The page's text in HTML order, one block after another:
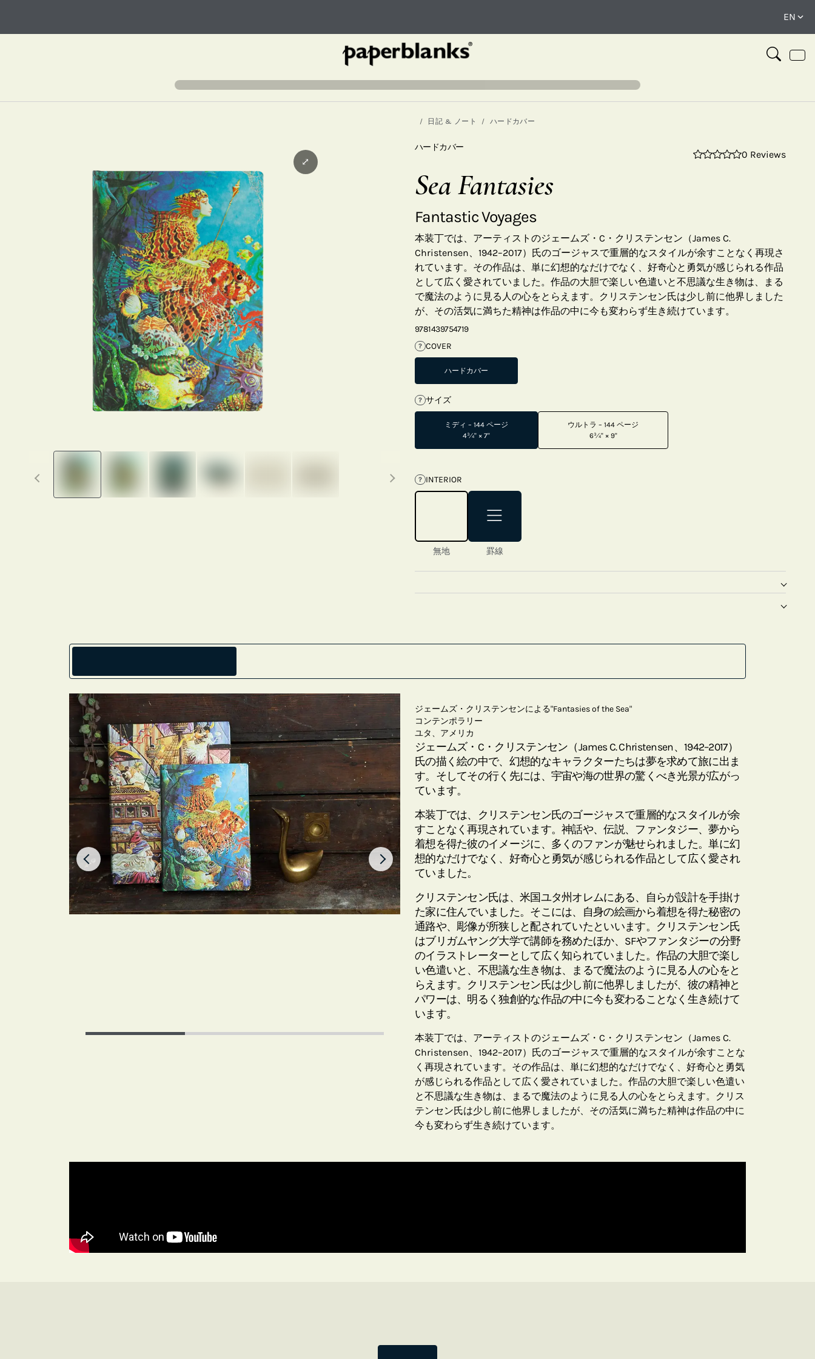
日記 & ノート ハードカバー
Previous thumbnails
⤢
ハードカバー
0 Reviews
Sea Fantasies
Fantastic Voyages
本装丁では、アーティストのジェームズ・C・クリステンセン（James C.
Christensen、1942–2017）氏のゴージャスで重層的なスタイルが余すことなく再現さ
れています。その作品は、単に幻想的なだけでなく、好奇心と勇気が感じられる作品
として広く愛されていました。作品の大胆で楽しい色遣いと不思議な生き物は、まる
で魔法のように見る人の心をとらえます。クリステンセン氏は少し前に他界しました
が、その活気に満ちた精神は作品の中に今も変わらず生き続けています。
9781439754719
? COVER
ハードカバー
? サイズ
ミディ – 144 ページ
4¾" × 7"
ウルトラ – 144 ページ
6¾" × 9"
? INTERIOR
無地 罫線
ジェームズ・クリステンセンによる"Fantasies of the Sea"
コンテンポラリー
ユタ、アメリカ
ジェームズ・C・クリステンセン（James C. Christensen、1942–2017）
氏の描く絵の中で、幻想的なキャラクターたちは夢を求めて旅に出ま
す。そしてその行く先には、宇宙や海の世界の驚くべき光景が広がっ
ています。
本装丁では、クリステンセン氏のゴージャスで重層的なスタイルが余
すことなく再現されています。神話や、伝説、ファンタジー、夢から
着想を得た彼のイメージに、多くのファンが魅せられました。単に幻
想的なだけでなく、好奇心と勇気が感じられる作品として広く愛され
ていました。
クリステンセン氏は、米国ユタ州オレムにある、自らが設計を手掛け
た家に住んでいました。そこには、自身の絵画から着想を得た秘密の
通路や、彫像が所狭しと配されていたといいます。クリステンセン氏
はブリガムヤング大学で講師を務めたほか、SFやファンタジーの分野
のイラストレーターとして広く知られていました。作品の大胆で楽し
い色遣いと、不思議な生き物は、まるで魔法のように見る人の心をと
らえます。クリステンセン氏は少し前に他界しましたが、彼の精神と
パワーは、明るく独創的な作品の中に今も変わることなく生き続けて
います。
本装丁では、アーティストのジェームズ・C・クリステンセン（James C.
Christensen、1942–2017）氏のゴージャスで重層的なスタイルが余すことな
く再現されています。その作品は、単に幻想的なだけでなく、好奇心と勇気
が感じられる作品として広く愛されていました。作品の大胆で楽しい色遣い
と不思議な生き物は、まるで魔法のように見る人の心をとらえます。クリス
テンセン氏は少し前に他界しましたが、その活気に満ちた精神は作品の中に
今も変わらず生き続けています。